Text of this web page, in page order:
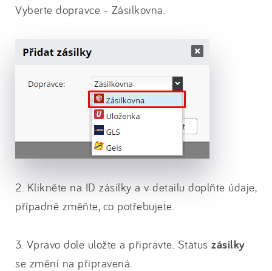
Vyberte dopravce - Zásilkovna.
2. Klikněte na ID zásilky a v detailu doplňte údaje,
případně změňte, co potřebujete.
3. Vpravo dole uložte a připravte. Status zásilky
se změní na připravená.